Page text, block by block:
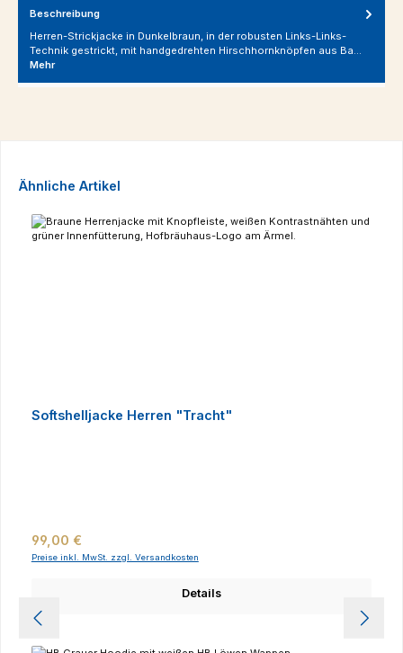
Beschreibung
Herren-Strickjacke in Dunkelbraun, in der robusten Links-Links-
Technik gestrickt, mit handgedrehten Hirschhornknöpfen aus Ba…
Mehr
Produktgalerie überspringen
Ähnliche Artikel
Softshelljacke Herren "Tracht"
Regulärer Preis:
99,00 €
Preise inkl. MwSt. zzgl. Versandkosten
Details